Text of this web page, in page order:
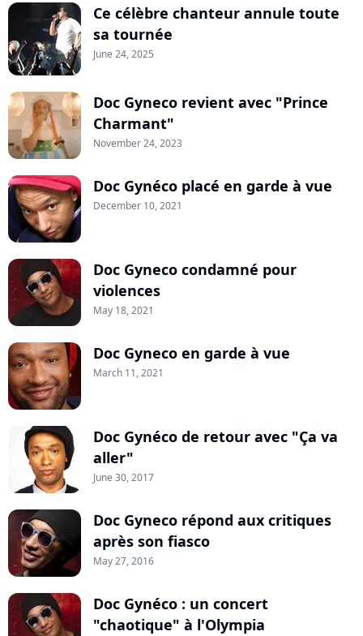
Ce célèbre chanteur annule toute
sa tournée
June 24, 2025
Doc Gyneco revient avec "Prince
Charmant"
November 24, 2023
Doc Gynéco placé en garde à vue
December 10, 2021
Doc Gyneco condamné pour
violences
May 18, 2021
Doc Gyneco en garde à vue
March 11, 2021
Doc Gynéco de retour avec "Ça va
aller"
June 30, 2017
Doc Gyneco répond aux critiques
après son fiasco
May 27, 2016
Doc Gynéco : un concert
"chaotique" à l'Olympia